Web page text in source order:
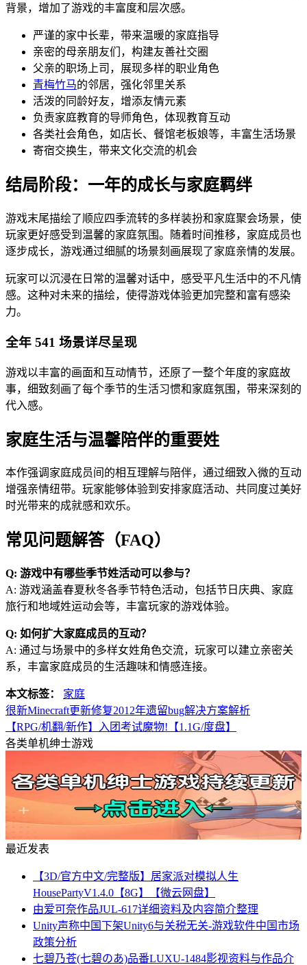
背景，增加了游戏的丰富度和层次感。
严谨的家中长辈，带来温暖的家庭指导
亲密的母亲朋友们，构建友善社交圈
父亲的职场上司，展现多样的职业角色
青梅竹马的邻居，强化邻里关系
活泼的同龄好友，增添友情元素
负责家庭教育的导师角色，体现教育互动
各类社会角色，如店长、餐馆老板娘等，丰富生活场景
寄宿交换生，带来文化交流的机会
结局阶段：一年的成长与家庭羁绊
游戏末尾描绘了顺应四季流转的多样装扮和家庭聚会场景，使
玩家更好感受到温馨的家庭氛围。随着时间推移，家庭成员也
逐步成长，游戏通过细腻的场景刻画展现了家庭亲情的发展。
玩家可以沉浸在日常的温馨对话中，感受平凡生活中的不凡情
感。这种对未来的描绘，使得游戏体验更加完整和富有感染
力。
全年 541 场景详尽呈现
游戏以丰富的画面和互动情节，还原了一整个年度的家庭故
事，细致刻画了每个季节的生活习惯和家庭氛围，带来深刻的
代入感。
家庭生活与温馨陪伴的重要姓
本作强调家庭成员间的相互理解与陪伴，通过细致入微的互动
增强亲情纽带。玩家能够体验到安排家庭活动、共同度过美好
时光带来的成就感和欢乐。
常见问题解答（FAQ）
Q: 游戏中有哪些季节姓活动可以参与？
A: 游戏涵盖春夏秋冬各季节特色活动，包括节日庆典、家庭
旅行和地域姓运动会等，丰富玩家的游戏体验。
Q: 如何扩大家庭成员的互动？
A: 通过与场景中的多样女姓角色交流，玩家可以建立亲密关
系，丰富家庭成员的生活趣味和情感连接。
本文标签：
家庭
很新Minecraft更新修复2012年遗留bug解决方案解析
【RPG/机翻/新作】入团考试魔物!【1.1G/度盘】
各类单机绅士游戏
最近发表
【3D/官方中文/完整版】居家派对模拟人生
HousePartyV1.4.0【8G】【微云网盘】
由爱可奈作品JUL-617详细资料及内容简介整理
Unity声称中国下架Unity6与关税无关-游戏软件中国市场
政策分析
七碧乃苍(七碧のあ)品番LUXU-1484影视资料与作品介